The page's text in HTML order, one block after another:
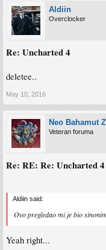
Aldiin
Overclocker
Re: Uncharted 4
deletee..
May 10, 2016
Neo Bahamut
Veteran foruma
Re: RE: Re: Uncharted 4
Aldiin said:
Ovo pregledao mi je bio
Yeah right...